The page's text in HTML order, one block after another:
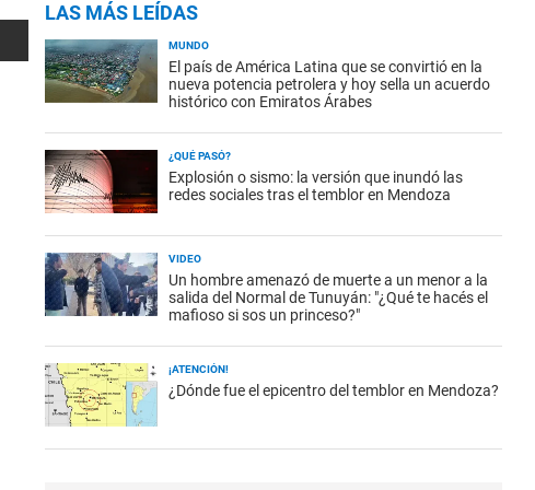
LAS MÁS LEÍDAS
MUNDO
El país de América Latina que se convirtió en la
nueva potencia petrolera y hoy sella un acuerdo
histórico con Emiratos Árabes
¿QUÉ PASÓ?
Explosión o sismo: la versión que inundó las
redes sociales tras el temblor en Mendoza
VIDEO
Un hombre amenazó de muerte a un menor a la
salida del Normal de Tunuyán: "¿Qué te hacés el
mafioso si sos un princeso?"
¡ATENCIÓN!
¿Dónde fue el epicentro del temblor en Mendoza?